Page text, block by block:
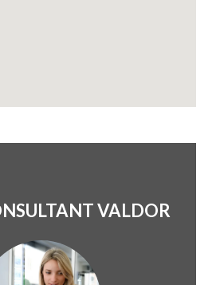
VALDOR